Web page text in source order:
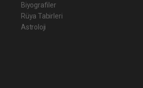
Biyografiler
Rüya Tabirleri
Astroloji